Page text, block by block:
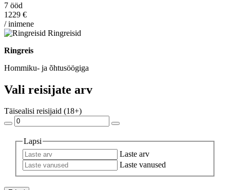
7 ööd
1229 €
/ inimene
Ringreisid
Ringreis
Hommiku- ja õhtusöögiga
Vali reisijate arv
Täisealisi reisijaid (18+)
Lapsi
Laste arv
Laste vanused